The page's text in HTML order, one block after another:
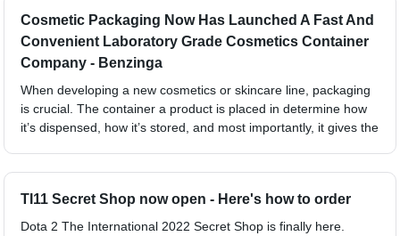
Cosmetic Packaging Now Has Launched A Fast And
Convenient Laboratory Grade Cosmetics Container
Company - Benzinga
When developing a new cosmetics or skincare line, packaging
is crucial. The container a product is placed in determine how
it’s dispensed, how it’s stored, and most importantly, it gives the
TI11 Secret Shop now open - Here's how to order
Dota 2 The International 2022 Secret Shop is finally here.